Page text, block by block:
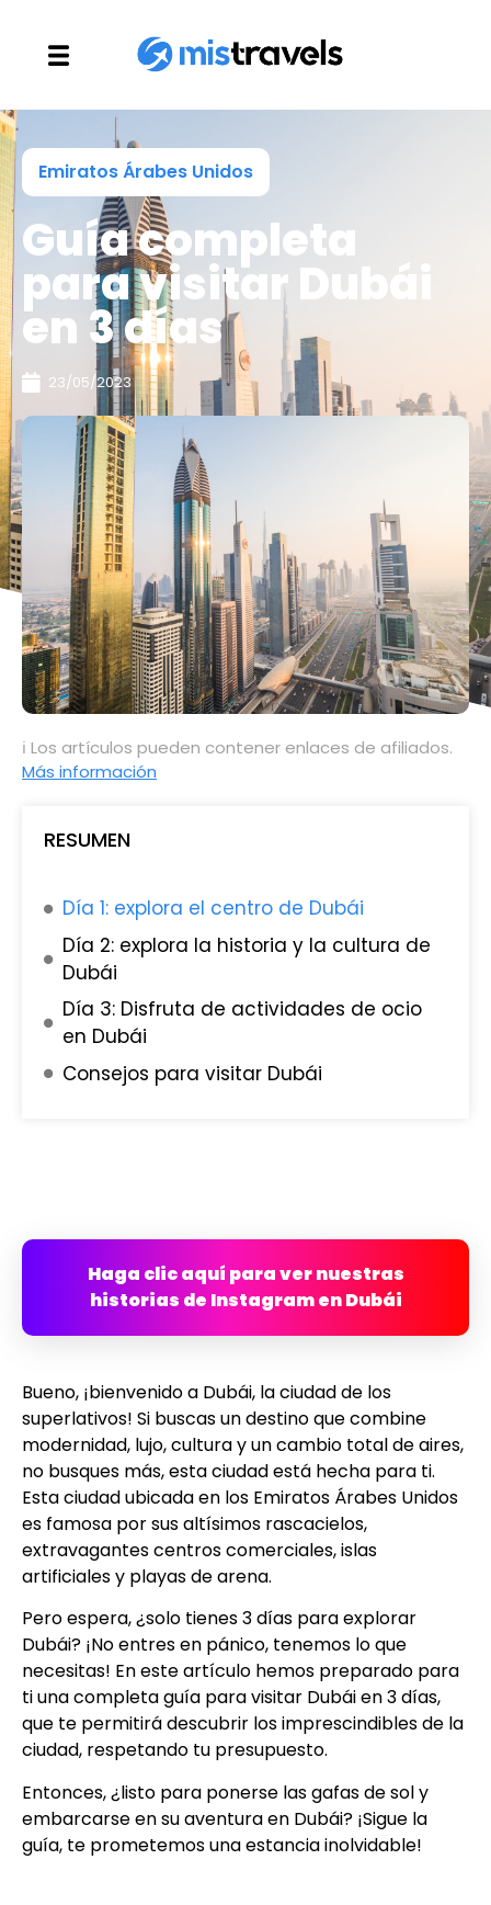
Emiratos Árabes Unidos
Guía completa
para visitar Dubái
en 3 días
23/05/2023
ℹ Los artículos pueden contener enlaces de afiliados.
Más información
RESUMEN
Día 1: explora el centro de Dubái
Día 2: explora la historia y la cultura de
Dubái
Día 3: Disfruta de actividades de ocio
en Dubái
Consejos para visitar Dubái
Haga clic aquí para ver nuestras
historias de Instagram en Dubái
Bueno, ¡bienvenido a Dubái, la ciudad de los
superlativos! Si buscas un destino que combine
modernidad, lujo, cultura y un cambio total de aires,
no busques más, esta ciudad está hecha para ti.
Esta ciudad ubicada en los Emiratos Árabes Unidos
es famosa por sus altísimos rascacielos,
extravagantes centros comerciales, islas
artificiales y playas de arena.
Pero espera, ¿solo tienes 3 días para explorar
Dubái? ¡No entres en pánico, tenemos lo que
necesitas! En este artículo hemos preparado para
ti una completa guía para visitar Dubái en 3 días,
que te permitirá descubrir los imprescindibles de la
ciudad, respetando tu presupuesto.
Entonces, ¿listo para ponerse las gafas de sol y
embarcarse en su aventura en Dubái? ¡Sigue la
guía, te prometemos una estancia inolvidable!